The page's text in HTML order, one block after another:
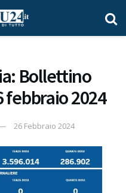
Bollettino
febbraio 2024
26 Febbraio 2024